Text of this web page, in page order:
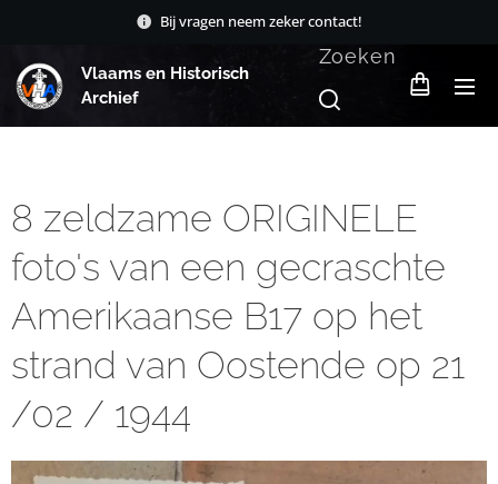
Bij vragen neem zeker contact!
Vlaams en Historisch
Archief
Zoeken
8 zeldzame ORIGINELE
foto's van een gecraschte
Amerikaanse B17 op het
strand van Oostende op 21
/02 / 1944